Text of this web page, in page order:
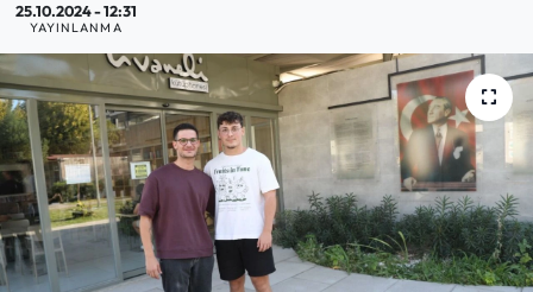
25.10.2024 - 12:31
YAYINLANMA